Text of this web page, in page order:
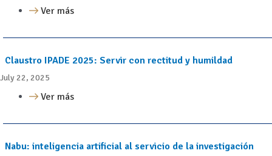
Ver más
Claustro IPADE 2025: Servir con rectitud y humildad
July 22, 2025
Ver más
Nabu: inteligencia artificial al servicio de la investigación